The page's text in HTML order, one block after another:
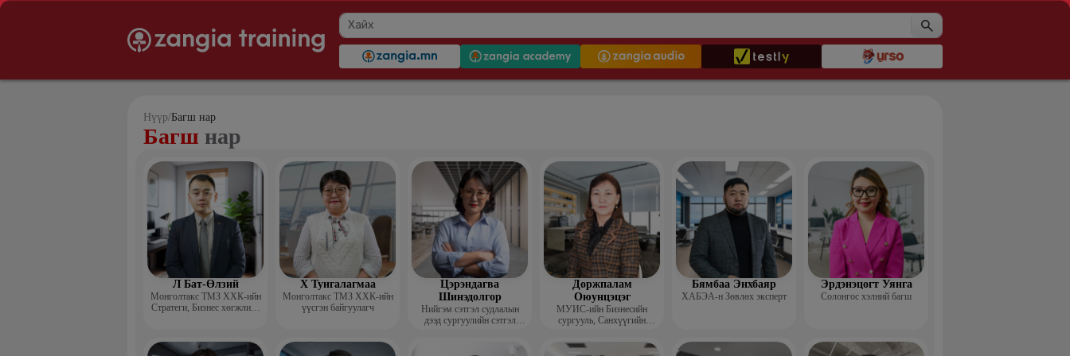
Нүүр/Багш нар
Багш нар
Л Бат-Өлзий
Монголтакс ТМЗ ХХК-ийн
Стратеги, Бизнес хөгжлийн
Х Тунгалагмаа
Монголтакс ТМЗ ХХК-ийн
үүсгэн байгуулагч
Цэрэндагва
Шинэдолгор
Нийгэм сэтгэл судлалын
дээд сургуулийн сэтгэл
Доржпалам
Оюунцэцэг
МУИС-ийн Бизнесийн
сургууль, Санхүүгийн
Бямбаа Энхбаяр
ХАБЭА-н Зөвлөх эксперт
Эрдэнэцогт Уянга
Солонгос хэлний багш